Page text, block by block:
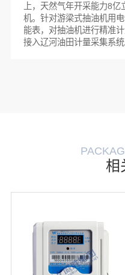
上，天然气年开采能力8
机。针对游梁式抽油机用
能表，对抽油机进行精准
接入辽河油田计量采集系统
相